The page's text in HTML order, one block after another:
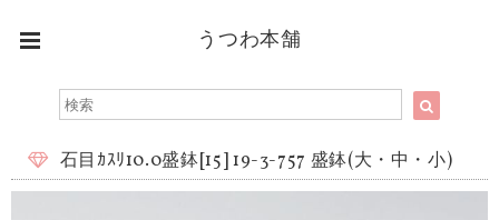
うつわ本舗
石目ｶｽﾘ10.0盛鉢[15] 19-3-757 盛鉢(大・中・小)